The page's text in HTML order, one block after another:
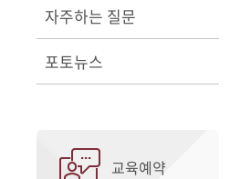
자주하는 질문
포토뉴스
교육예약